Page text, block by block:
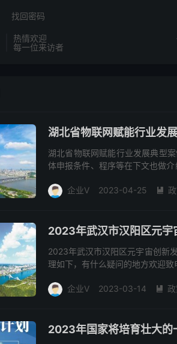
热情欢迎
每一位来访者
找回密码
湖北省物联网赋能行业发
湖北省物联网赋能行业发展典型
体申报条件、程序等在下文也做
企业V 2023-04-25 
2023年武汉市汉阳区元宇
2023年武汉市汉阳区元宇宙创新
理如下，有什么疑问的地方欢迎
企业V 2023-03-14 
2023年国家将培育壮大的